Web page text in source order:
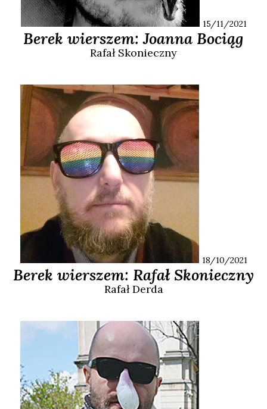
15/11/2021
Berek wierszem: Joanna Bociąg
RafałSkonieczny
18/10/2021
Berek wierszem: Rafał Skonieczny
RafałDerda